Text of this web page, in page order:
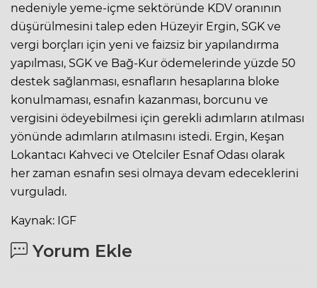
nedeniyle yeme-içme sektöründe KDV oranının
düşürülmesini talep eden Hüzeyir Ergin, SGK ve
vergi borçları için yeni ve faizsiz bir yapılandırma
yapılması, SGK ve Bağ-Kur ödemelerinde yüzde 50
destek sağlanması, esnafların hesaplarına bloke
konulmaması, esnafın kazanması, borcunu ve
vergisini ödeyebilmesi için gerekli adımların atılması
yönünde adımların atılmasını istedi. Ergin, Keşan
Lokantacı Kahveci ve Otelciler Esnaf Odası olarak
her zaman esnafın sesi olmaya devam edeceklerini
vurguladı.
Kaynak: IGF
Yorum Ekle